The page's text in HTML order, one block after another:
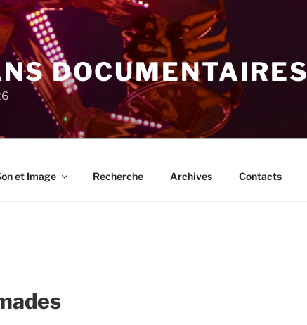
DOCUMENTAIRES
et Image Recherche Archives Contacts